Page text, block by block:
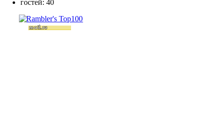
гостей: 40